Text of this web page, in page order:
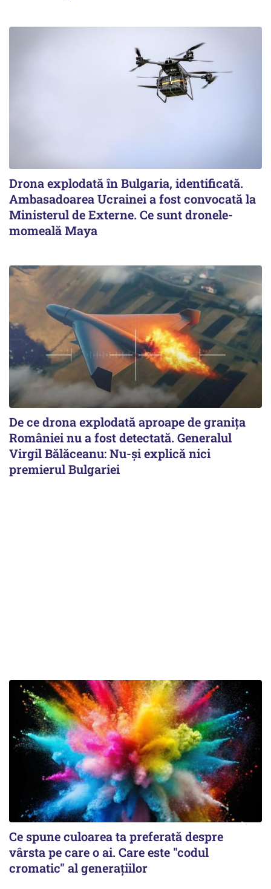
Drona explodată în Bulgaria, identificată.
Ambasadoarea Ucrainei a fost convocată la
Ministerul de Externe. Ce sunt dronele-
momeală Maya
De ce drona explodată aproape de granița
României nu a fost detectată. Generalul
Virgil Bălăceanu: Nu-și explică nici
premierul Bulgariei
Ce spune culoarea ta preferată despre
vârsta pe care o ai. Care este "codul
cromatic" al generațiilor